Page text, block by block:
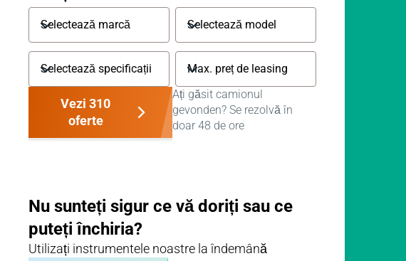
Vezi 310
oferte
Ați găsit camionul
gevonden? Se rezolvă în
doar 48 de ore
Nu sunteți sigur ce vă doriți sau ce
puteți închiria?
Utilizați instrumentele noastre la îndemână